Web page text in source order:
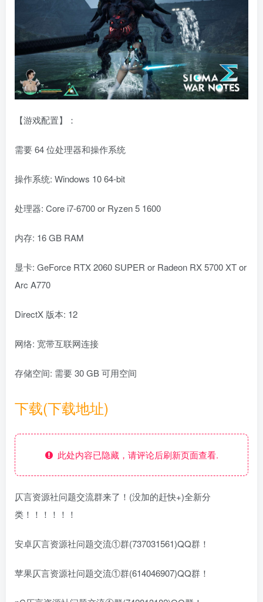
【游戏配置】：
需要 64 位处理器和操作系统
操作系统: Windows 10 64-bit
处理器: Core i7-6700 or Ryzen 5 1600
内存: 16 GB RAM
显卡: GeForce RTX 2060 SUPER or Radeon RX 5700 XT or
Arc A770
DirectX 版本: 12
网络: 宽带互联网连接
存储空间: 需要 30 GB 可用空间
下载(下载地址)
此处内容已隐藏，请评论后刷新页面查看.
仄言资源社问题交流群来了！(没加的赶快+)全新分
类！！！！！！
安卓仄言资源社问题交流①群(737031561)QQ群！
苹果仄言资源社问题交流①群(614046907)QQ群！